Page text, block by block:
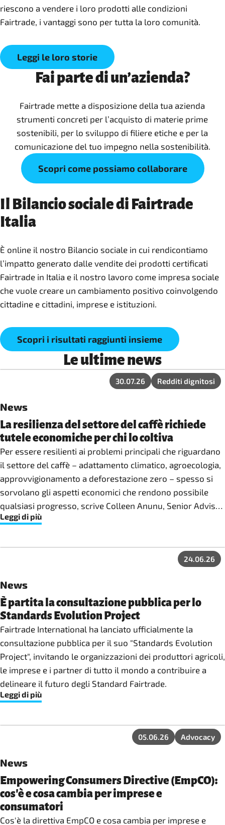
riescono a vendere i loro prodotti alle condizioni
Fairtrade, i vantaggi sono per tutta la loro comunità.
Leggi le loro storie
Fai parte di un’azienda?
Fairtrade mette a disposizione della tua azienda
strumenti concreti per l’acquisto di materie prime
sostenibili, per lo sviluppo di filiere etiche e per la
comunicazione del tuo impegno nella sostenibilità.
Scopri come possiamo collaborare
Il Bilancio sociale di Fairtrade
Italia
È online il nostro Bilancio sociale in cui rendicontiamo
l’impatto generato dalle vendite dei prodotti certificati
Fairtrade in Italia e il nostro lavoro come impresa sociale
che vuole creare un cambiamento positivo coinvolgendo
cittadine e cittadini, imprese e istituzioni.
Scopri i risultati raggiunti insieme
Le ultime news
30.07.26 Redditi dignitosi
News
La resilienza del settore del caffè richiede
tutele economiche per chi lo coltiva
Per essere resilienti ai problemi principali che riguardano
il settore del caffè – adattamento climatico, agroecologia,
approvvigionamento a deforestazione zero – spesso si
sorvolano gli aspetti economici che rendono possibile
qualsiasi progresso, scrive Colleen Anunu, Senior Advisor
per il settore del caffè a Fairtrade International.
Leggi di più
24.06.26
News
È partita la consultazione pubblica per lo
Standards Evolution Project
Fairtrade International ha lanciato ufficialmente la
consultazione pubblica per il suo "Standards Evolution
Project", invitando le organizzazioni dei produttori agricoli,
le imprese e i partner di tutto il mondo a contribuire a
delineare il futuro degli Standard Fairtrade.
Leggi di più
05.06.26 Advocacy
News
Empowering Consumers Directive (EmpCO):
cos'è e cosa cambia per imprese e
consumatori
Cos'è la direttiva EmpCO e cosa cambia per imprese e